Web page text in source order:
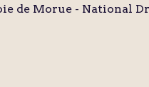
de Morue - National